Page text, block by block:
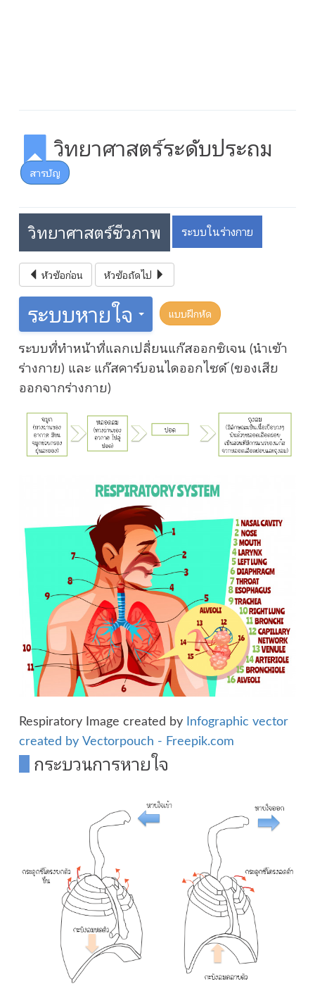
วิทยาศาสตร์ระดับประถม
สารบัญ
วิทยาศาสตร์ชีวภาพ ระบบในร่างกาย
หัวข้อก่อน หัวข้อถัดไป
ระบบหายใจ แบบฝึกหัด
ระบบที่ทำหน้าที่แลกเปลี่ยนแก๊สออกซิเจน (นำเข้า
ร่างกาย) และ แก๊สคาร์บอนไดออกไซด์ (ของเสีย
ออกจากร่างกาย)
Respiratory Image created by Infographic vector
created by Vectorpouch - Freepik.com
กระบวนการหายใจ